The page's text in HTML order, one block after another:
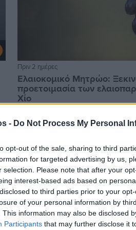
- Do Not Process My Personal
opt-out of the sale, sharing to third
for targeted advertising by us,
selection. Please note that after your
interest-based ads based on
to third parties prior to your
of your personal information by
This information may also be disclosed
Participants that may further disclose it
Πριν 2 ημέρες
Ελαιοκομικό Μητρώο:
προετοιμασία των
Χίο